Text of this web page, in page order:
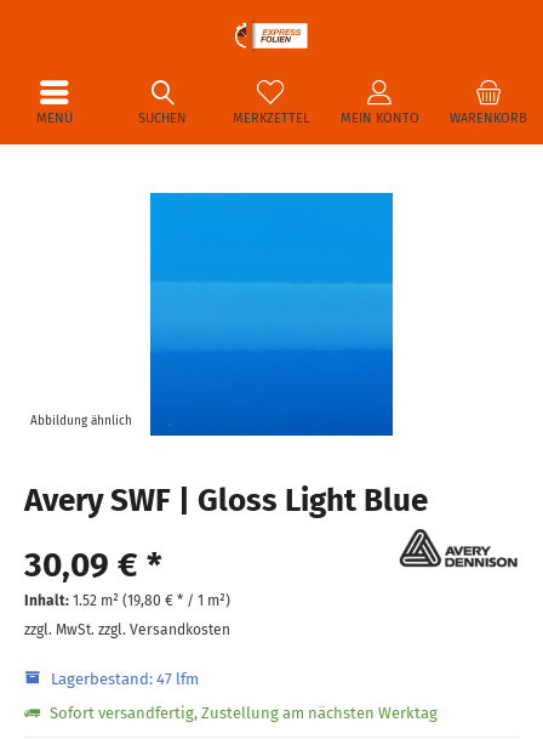
MENÜ WARENKORB
MERKZETTEL MEIN KONTO
SUCHEN
Abbildung ähnlich
Avery SWF | Gloss Light Blue
30,09 € *
Inhalt: 1.52 m² (19,80 € * / 1 m²)
zzgl. MwSt. zzgl. Versandkosten
Lagerbestand: 47 lfm
Sofort versandfertig, Zustellung am nächsten Werktag